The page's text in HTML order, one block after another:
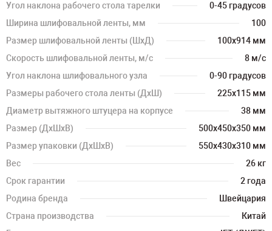
Угол наклона рабочего стола тарелки
0-45 градусов
Ширина шлифовальной ленты, мм
100
Размер шлифовальной ленты (ШхД)
100х914 мм
Скорость шлифовальной ленты, м/с
8 м/с
Угол наклона шлифовального узла
0-90 градусов
Размеры рабочего стола ленты (ДхШ)
225х115 мм
Диаметр вытяжного штуцера на корпусе
38 мм
Размер (ДхШхВ)
500х450х350 мм
Размер упаковки (ДхШхВ)
550х430х310 мм
Вес
26 кг
Срок гарантии
2 года
Родина бренда
Швейцария
Страна производства
Китай